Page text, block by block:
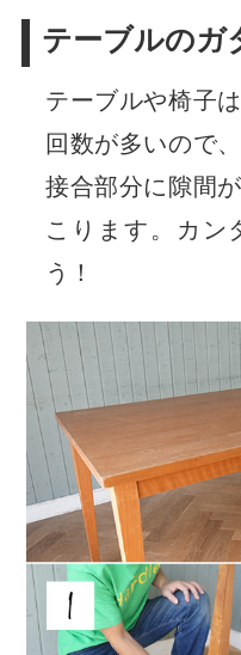
テーブルのガ
テーブルや椅子
回数が多いので
接合部分に隙間
こります。カン
う！